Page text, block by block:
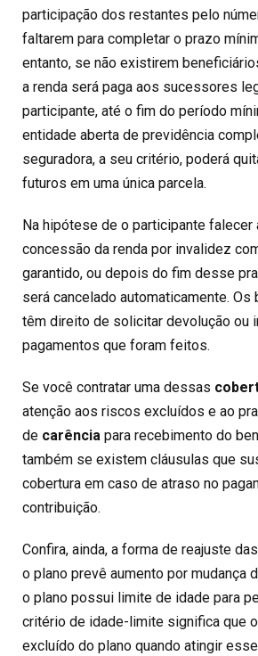
participação dos restantes pelo
faltarem para completar o prazo
entanto, se não existirem
a renda será paga aos sucessores
participante, até o fim do período
entidade aberta de previdência
seguradora, a seu critério, poderá
futuros em uma única parcela.
Na hipótese de o participante falecer
concessão da renda por invalidez
garantido, ou depois do fim desse
será cancelado automaticamente. Os
têm direito de solicitar devolução ou
pagamentos que foram feitos.
Se você contratar uma dessas
atenção aos riscos excluídos e ao
de carência para recebimento do
também se existem cláusulas que
cobertura em caso de atraso no
contribuição.
Confira, ainda, a forma de reajuste
o plano prevê aumento por mudança
o plano possui limite de idade para
critério de idade-limite significa que
excluído do plano quando atingir